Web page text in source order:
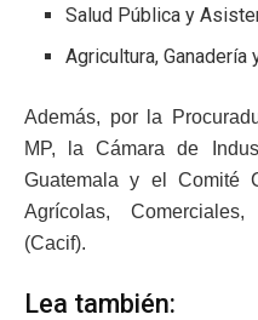
Salud Pública y
Agricultura, Ganadería
Además, por la
MP, la Cámara de
Guatemala y el Comité
Agrícolas,
(Cacif).
Lea también: